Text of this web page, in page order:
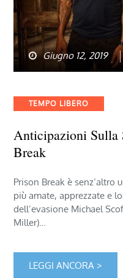
Giugno 12, 2019
Categories
TEMPO LIBERO
Anticipazioni Sulla
Break
Prison Break è senz’altro
più amate, apprezzate e
dell’evasione Michael
Miller)…
LEGGI ANCORA >